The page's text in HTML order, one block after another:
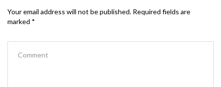
Your email address will not be published. Required fields are
marked *